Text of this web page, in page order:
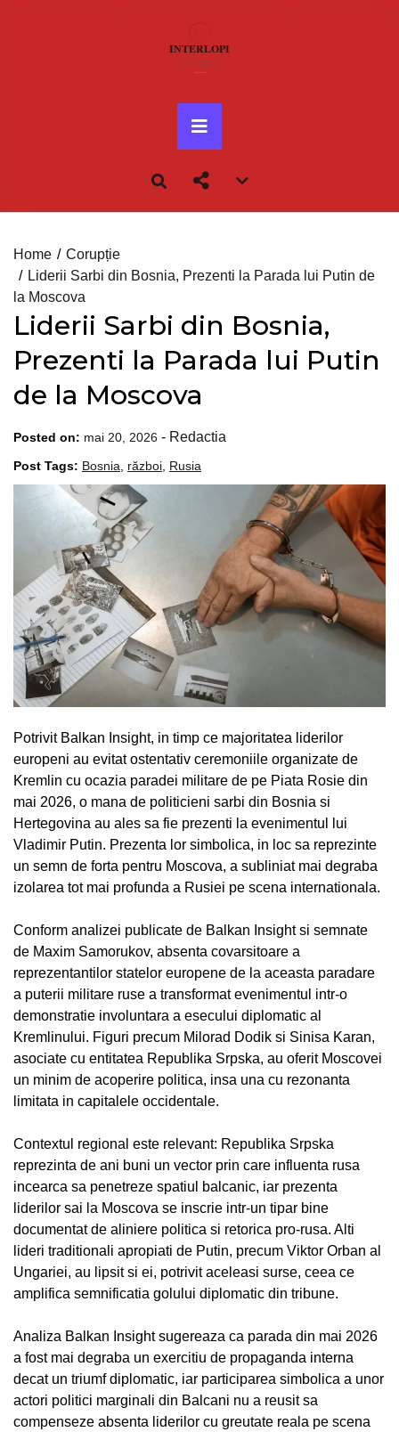
Primary
Menu
menu
Home
Corupție
Liderii Sarbi din Bosnia, Prezenti la Parada lui Putin de
la Moscova
Liderii Sarbi din Bosnia,
Prezenti la Parada lui Putin
de la Moscova
Posted on: mai 20, 2026 - Redactia
Post Tags: Bosnia, război, Rusia
Potrivit Balkan Insight, in timp ce majoritatea liderilor
europeni au evitat ostentativ ceremoniile organizate de
Kremlin cu ocazia paradei militare de pe Piata Rosie din
mai 2026, o mana de politicieni sarbi din Bosnia si
Hertegovina au ales sa fie prezenti la evenimentul lui
Vladimir Putin. Prezenta lor simbolica, in loc sa reprezinte
un semn de forta pentru Moscova, a subliniat mai degraba
izolarea tot mai profunda a Rusiei pe scena internationala.
Conform analizei publicate de Balkan Insight si semnate
de Maxim Samorukov, absenta covarsitoare a
reprezentantilor statelor europene de la aceasta paradare
a puterii militare ruse a transformat evenimentul intr-o
demonstratie involuntara a esecului diplomatic al
Kremlinului. Figuri precum Milorad Dodik si Sinisa Karan,
asociate cu entitatea Republika Srpska, au oferit Moscovei
un minim de acoperire politica, insa una cu rezonanta
limitata in capitalele occidentale.
Contextul regional este relevant: Republika Srpska
reprezinta de ani buni un vector prin care influenta rusa
incearca sa penetreze spatiul balcanic, iar prezenta
liderilor sai la Moscova se inscrie intr-un tipar bine
documentat de aliniere politica si retorica pro-rusa. Alti
lideri traditionali apropiati de Putin, precum Viktor Orban al
Ungariei, au lipsit si ei, potrivit aceleasi surse, ceea ce
amplifica semnificatia golului diplomatic din tribune.
Analiza Balkan Insight sugereaza ca parada din mai 2026
a fost mai degraba un exercitiu de propaganda interna
decat un triumf diplomatic, iar participarea simbolica a unor
actori politici marginali din Balcani nu a reusit sa
compenseze absenta liderilor cu greutate reala pe scena